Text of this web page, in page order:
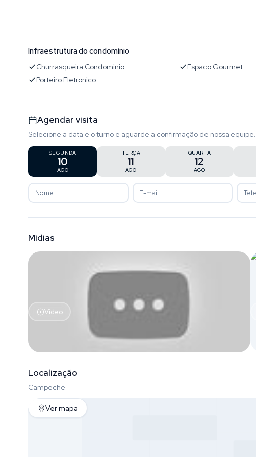
Infraestrutura do condomínio
Churrasqueira Condominio Espaco Gourmet
Porteiro Eletronico
Agendar visita
Selecione a data e o turno e aguarde a confirmação de nossa equipe.
SEGUNDA
10
AGO
TERÇA
11
AGO
QUARTA
12
AGO
Mídias
Vídeo
Localização
Campeche
Ver mapa